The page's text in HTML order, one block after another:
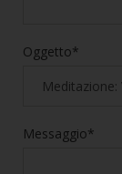
Oggetto*
Messaggio*